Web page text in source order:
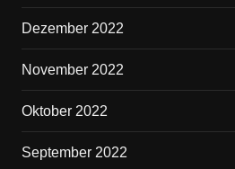
Dezember 2022
November 2022
Oktober 2022
September 2022